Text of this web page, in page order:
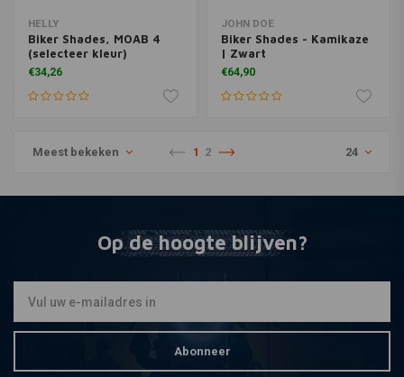
HELLY
Biker Shades, MOAB 4
(selecteer kleur)
€34,26
JOHN DOE
Biker Shades - Kamikaze
| Zwart
€64,90
Meest bekeken 1 2 24
Op de hoogte blijven?
Abonneer